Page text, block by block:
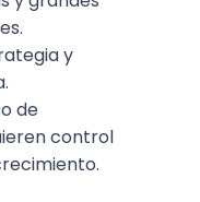
y
de
control